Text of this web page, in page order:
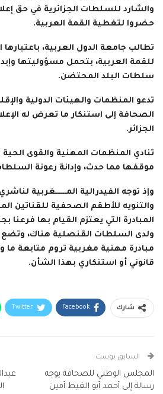
والشارد للسلطات الجزائرية في حق
حضروا لتغطية القمة العربية.
تطالب جامعة الدول العربية،
للقمة العربية، بتحمل مسؤوليتها
سلطات البلد المحتضن.
تدعو المنظمات والهيئات الدولية
الصحافة إلى استنكار ما تعرض له
الجزائر.
تنادي المنظمات المهنية والقوى الحية
موقفها مما حدث، وإدانة رعونة
وإذ توجه الفيدرالية المــــــغربية
والتنويه للأطقم الصحفية للقناتين
المبادرة التي يعتزم القيام بها فرعنا
ولدى السلطات القنصلية هناك،
مبادرة مهنية مغربية تروم متابعة ما
قانوني أو استنكاري بهذا الشأن.
شارك Facebook
Twitter
السابق بوست
المجلس الوطني للصحافة يوجه
رسالة إلى أحمد أبو الغيط أمين